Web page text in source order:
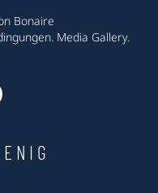
Bonaire
. Media Gallery.